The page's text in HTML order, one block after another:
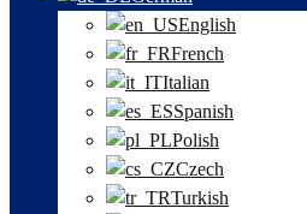
English
French
Italian
Spanish
Polish
Czech
Turkish